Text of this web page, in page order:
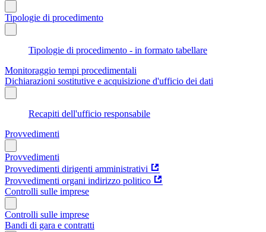
Tipologie di procedimento
Tipologie di procedimento - in formato tabellare
Monitoraggio tempi procedimentali
Dichiarazioni sostitutive e acquisizione d'ufficio dei dati
Recapiti dell'ufficio responsabile
Provvedimenti
Provvedimenti
Provvedimenti dirigenti amministrativi
Provvedimenti organi indirizzo politico
Controlli sulle imprese
Controlli sulle imprese
Bandi di gara e contratti